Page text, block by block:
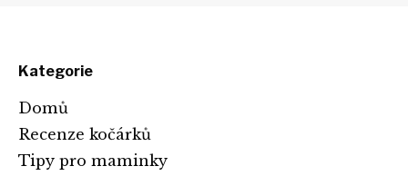
Kategorie
Domů
Recenze kočárků
Tipy pro maminky